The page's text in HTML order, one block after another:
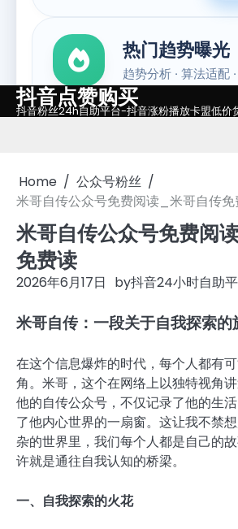
Skip
to
抖音点赞购买
抖音粉丝24h自助平台-抖音涨粉播放卡盟低价
Home
公众号粉丝
米哥自传公众号免费阅读_米哥自传免
米哥自传公众号免费阅
免费读
2026年6月17日 by抖音24小时自助
米哥自传：一段关于自我探索的
在这个信息爆炸的时代，每个人都有
角。米哥，这个在网络上以独特视角
他的自传公众号，不仅记录了他的生
了他内心世界的一扇窗。这让我不禁
杂的世界里，我们每个人都是自己的
许就是通往自我认知的桥梁。
一、自我探索的火花